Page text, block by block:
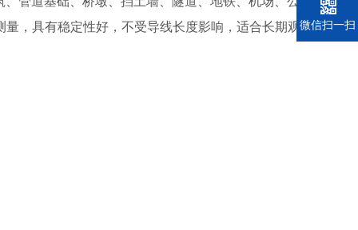
，具有稳定性好，不受导线长度影响，适合长期观
电话
微信扫一扫